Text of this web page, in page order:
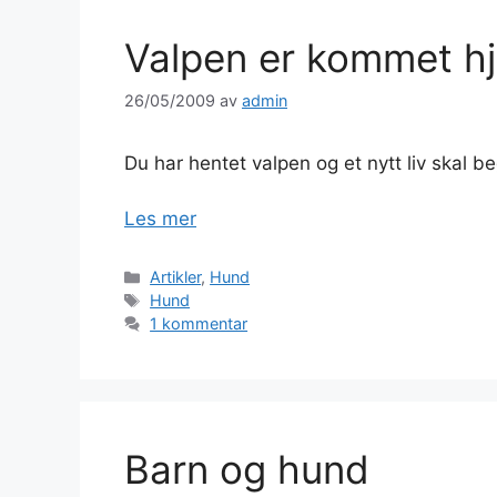
Valpen er kommet
26/05/2009 av admin
Du har hentet valpen og et nytt liv skal
Les mer
Kategorier
Artikler, Hund
Stikkord
Hund
1 kommentar
Barn og hund